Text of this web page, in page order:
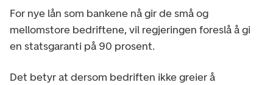
For nye lån som bankene nå gir de små og
mellomstore bedriftene, vil regjeringen foreslå å gi
en statsgaranti på 90 prosent.
Det betyr at dersom bedriften ikke greier å